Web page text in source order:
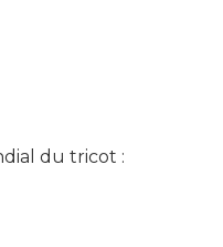
du tricot :